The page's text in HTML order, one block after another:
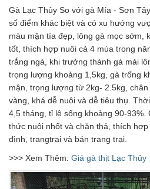
Gà Lạc Thủy So với gà Mía - Sơn
số điểm khác biệt và có xu hướng
màu mận tía đẹp, lông gà mọc sớm,
tốt, thích hợp nuôi cả 4 mùa trong
trắng ngà, khi trưởng thành gà mái
trọng lượng khoảng 1,5kg, gà trống
mận, trọng lượng từ 2kg- 2.5kg,
vàng, khá dễ nuôi và dễ tiêu thụ.
4,5 tháng, tỉ lệ sống khoảng 90-
thức nuôi nhốt và chăn thả, thích
đình, trangtrại và bán trang trại.
>>> Xem Thêm: Giá gà thịt Lạc Thủy